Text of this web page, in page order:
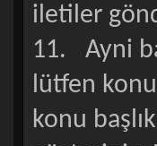
iletiler
11. Ayni
lütfen
konu